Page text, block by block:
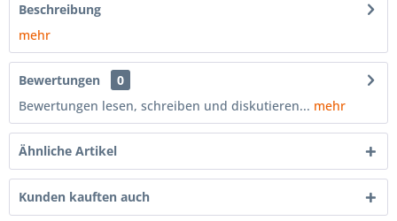
Beschreibung
mehr
Bewertungen
0
Bewertungen lesen, schreiben und diskutieren... mehr
Ähnliche Artikel
Kunden kauften auch